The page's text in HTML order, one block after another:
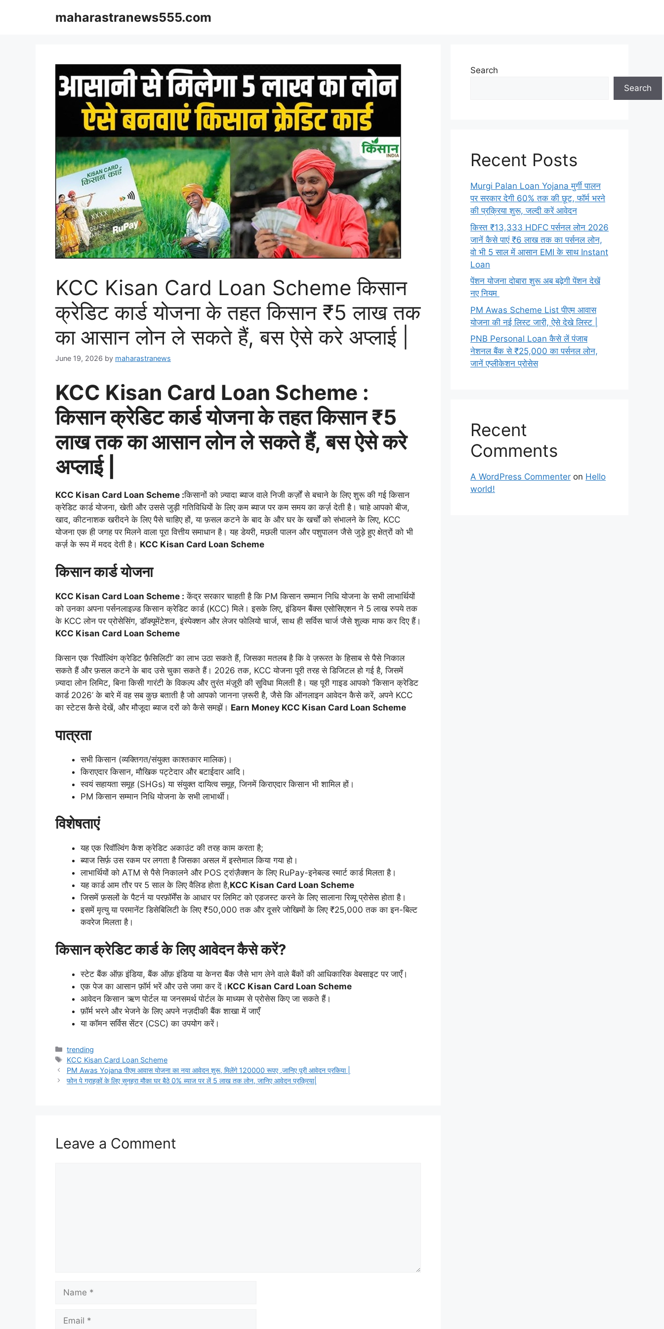
maharastranews555.com
KCC Kisan Card Loan Scheme किसान
क्रेडिट कार्ड योजना के तहत किसान ₹5 लाख तक
का आसान लोन ले सकते हैं, बस ऐसे करे अप्लाई |
June 19, 2026 by maharastranews
KCC Kisan Card Loan Scheme :
किसान क्रेडिट कार्ड योजना के तहत किसान ₹5
लाख तक का आसान लोन ले सकते हैं, बस ऐसे करे
अप्लाई |
KCC Kisan Card Loan Scheme :किसानों को ज़्यादा ब्याज वाले निजी कर्ज़ों से बचाने के लिए शुरू की गई किसान
क्रेडिट कार्ड योजना, खेती और उससे जुड़ी गतिविधियों के लिए कम ब्याज पर कम समय का कर्ज़ देती है। चाहे आपको बीज,
खाद, कीटनाशक खरीदने के लिए पैसे चाहिए हों, या फ़सल कटने के बाद के और घर के खर्चों को संभालने के लिए, KCC
योजना एक ही जगह पर मिलने वाला पूरा वित्तीय समाधान है। यह डेयरी, मछली पालन और पशुपालन जैसे जुड़े हुए क्षेत्रों को भी
कर्ज़ के रूप में मदद देती है। KCC Kisan Card Loan Scheme
किसान कार्ड योजना
KCC Kisan Card Loan Scheme : केंद्र सरकार चाहती है कि PM किसान सम्मान निधि योजना के सभी लाभार्थियों
को उनका अपना पर्सनलाइज़्ड किसान क्रेडिट कार्ड (KCC) मिले। इसके लिए, इंडियन बैंक्स एसोसिएशन ने 5 लाख रुपये तक
के KCC लोन पर प्रोसेसिंग, डॉक्यूमेंटेशन, इंस्पेक्शन और लेजर फोलियो चार्ज, साथ ही सर्विस चार्ज जैसे शुल्क माफ कर दिए हैं।
KCC Kisan Card Loan Scheme
किसान एक ‘रिवॉल्विंग क्रेडिट फ़ैसिलिटी’ का लाभ उठा सकते हैं, जिसका मतलब है कि वे ज़रूरत के हिसाब से पैसे निकाल
सकते हैं और फ़सल कटने के बाद उसे चुका सकते हैं। 2026 तक, KCC योजना पूरी तरह से डिजिटल हो गई है, जिसमें
ज़्यादा लोन लिमिट, बिना किसी गारंटी के विकल्प और तुरंत मंज़ूरी की सुविधा मिलती है। यह पूरी गाइड आपको ‘किसान क्रेडिट
कार्ड 2026’ के बारे में वह सब कुछ बताती है जो आपको जानना ज़रूरी है, जैसे कि ऑनलाइन आवेदन कैसे करें, अपने KCC
का स्टेटस कैसे देखें, और मौजूदा ब्याज दरों को कैसे समझें। Earn Money KCC Kisan Card Loan Scheme
पात्रता
सभी किसान (व्यक्तिगत/संयुक्त काश्तकार मालिक)।
किराएदार किसान, मौखिक पट्टेदार और बटाईदार आदि।
स्वयं सहायता समूह (SHGs) या संयुक्त दायित्व समूह, जिनमें किराएदार किसान भी शामिल हों।
PM किसान सम्मान निधि योजना के सभी लाभार्थी।
विशेषताएं
यह एक रिवॉल्विंग कैश क्रेडिट अकाउंट की तरह काम करता है;
ब्याज सिर्फ़ उस रकम पर लगता है जिसका असल में इस्तेमाल किया गया हो।
लाभार्थियों को ATM से पैसे निकालने और POS ट्रांज़ैक्शन के लिए RuPay-इनेबल्ड स्मार्ट कार्ड मिलता है।
यह कार्ड आम तौर पर 5 साल के लिए वैलिड होता है,KCC Kisan Card Loan Scheme
जिसमें फ़सलों के पैटर्न या परफ़ॉर्मेंस के आधार पर लिमिट को एडजस्ट करने के लिए सालाना रिव्यू प्रोसेस होता है।
इसमें मृत्यु या परमानेंट डिसेबिलिटी के लिए ₹50,000 तक और दूसरे जोखिमों के लिए ₹25,000 तक का इन-बिल्ट
कवरेज मिलता है।
किसान क्रेडिट कार्ड के लिए आवेदन कैसे करें?
स्टेट बैंक ऑफ़ इंडिया, बैंक ऑफ़ इंडिया या केनरा बैंक जैसे भाग लेने वाले बैंकों की आधिकारिक वेबसाइट पर जाएँ।
एक पेज का आसान फ़ॉर्म भरें और उसे जमा कर दें। KCC Kisan Card Loan Scheme
आवेदन किसान ऋण पोर्टल या जनसमर्थ पोर्टल के माध्यम से प्रोसेस किए जा सकते हैं।
फ़ॉर्म भरने और भेजने के लिए अपने नज़दीकी बैंक शाखा में जाएँ
या कॉमन सर्विस सेंटर (CSC) का उपयोग करें।
Categories
trending
Tags
KCC Kisan Card Loan Scheme
PM Awas Yojana पीएम आवास योजना का नया आवेदन शुरू, मिलेंगे 120000 रूपए ,जानिए पूरी आवेदन प्रकिया |
फोन पे ग्राहकों के लिए सुनहरा मौका घर बैठे 0% ब्याज पर लें 5 लाख तक लोन, जानिए आवेदन प्रक्रिया|
Leave a Comment
Search
Search
Recent Posts
Murgi Palan Loan Yojana मुर्गी पालन
पर सरकार देगी 60% तक की छूट, फॉर्म भरने
की प्रक्रिया शुरू, जल्दी करें आवेदन
किस्त ₹13,333 HDFC पर्सनल लोन 2026
जानें कैसे पाएं ₹6 लाख तक का पर्सनल लोन,
वो भी 5 साल में आसान EMI के साथ Instant
Loan
पेंशन योजना दोबारा शुरू अब बढ़ेगी पेंशन देखें
नए नियम
PM Awas Scheme List पीएम आवास
योजना की नई लिस्ट जारी, ऐसे देखे लिस्ट |
PNB Personal Loan कैसे लें पंजाब
नेशनल बैंक से ₹25,000 का पर्सनल लोन,
जानें एप्लीकेशन प्रोसेस
Recent
Comments
A WordPress Commenter on Hello
world!